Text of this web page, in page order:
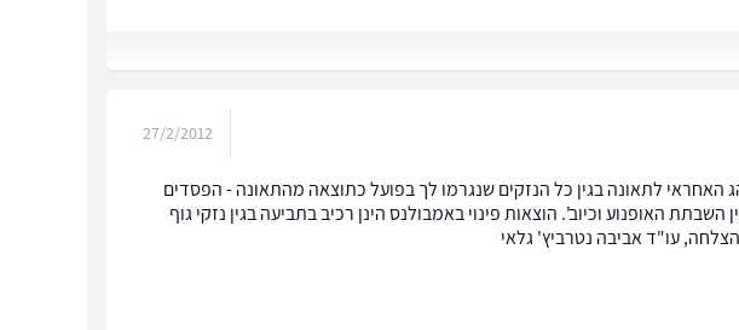
27/2/2012
לתאונה בגין כל הנזקים שנגרמו לך בפועל כתוצאה מהתאונה - הפסדים
האופנוע וכיוב'. הוצאות פינוי באמבולנס הינן רכיב בתביעה בגין נזקי גוף
עו"ד אביבה נטרביץ' גלאי